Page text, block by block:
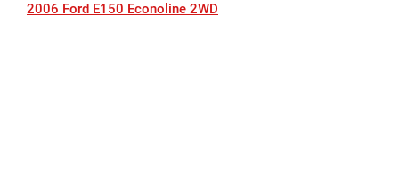
2006 Ford E150 Econoline 2WD